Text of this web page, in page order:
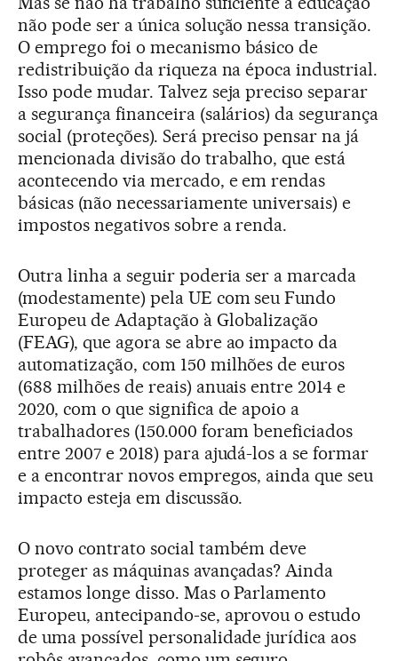
não pode ser a única solução nessa transição.
O emprego foi o mecanismo básico de
redistribuição da riqueza na época industrial.
Isso pode mudar. Talvez seja preciso separar
a segurança financeira (salários) da segurança
social (proteções). Será preciso pensar na já
mencionada divisão do trabalho, que está
acontecendo via mercado, e em rendas
básicas (não necessariamente universais) e
impostos negativos sobre a renda.
Outra linha a seguir poderia ser a marcada
(modestamente) pela UE com seu Fundo
Europeu de Adaptação à Globalização
(FEAG), que agora se abre ao impacto da
automatização, com 150 milhões de euros
(688 milhões de reais) anuais entre 2014 e
2020, com o que significa de apoio a
trabalhadores (150.000 foram beneficiados
entre 2007 e 2018) para ajudá-los a se formar
e a encontrar novos empregos, ainda que seu
impacto esteja em discussão.
O novo contrato social também deve
proteger as máquinas avançadas? Ainda
estamos longe disso. Mas o Parlamento
Europeu, antecipando-se, aprovou o estudo
de uma possível personalidade jurídica aos